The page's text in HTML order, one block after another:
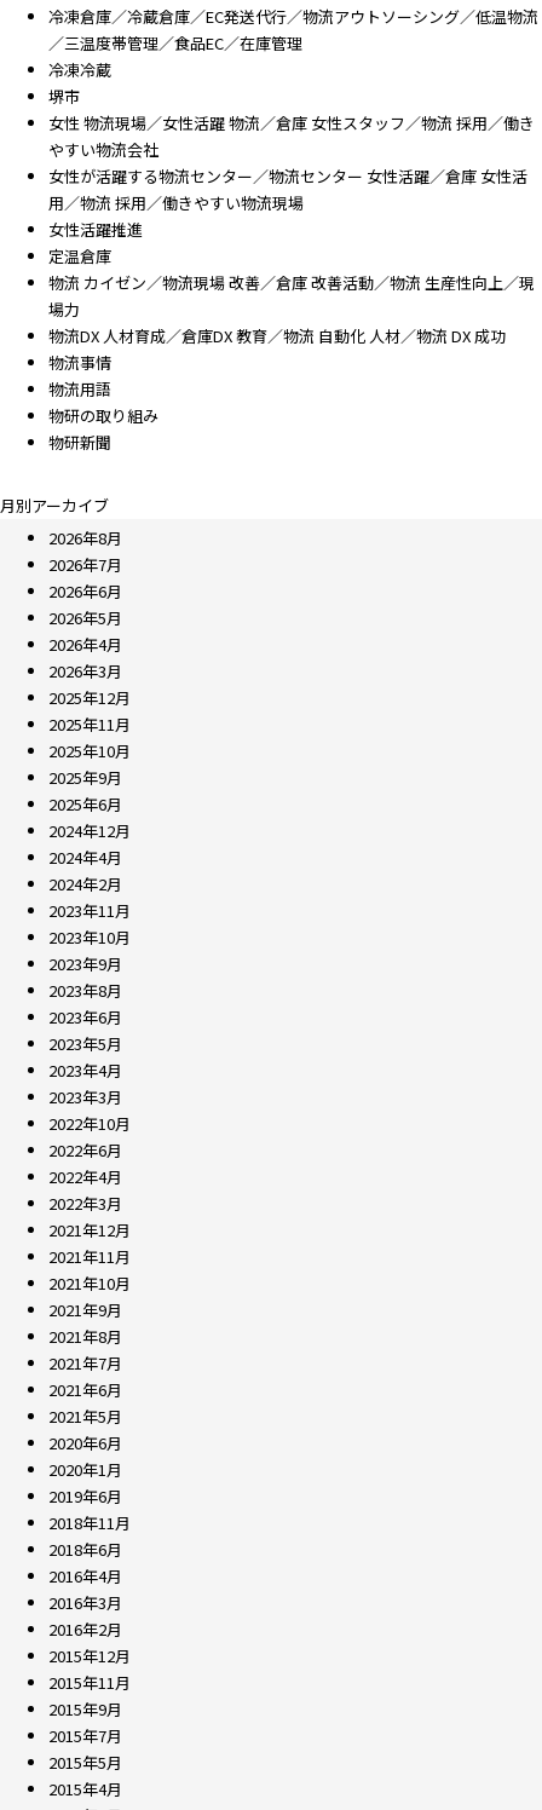
冷凍倉庫／冷蔵倉庫／EC発送代行／物流アウトソーシング／低温物流
／三温度帯管理／食品EC／在庫管理
冷凍冷蔵
堺市
女性 物流現場／女性活躍 物流／倉庫 女性スタッフ／物流 採用／働き
やすい物流会社
女性が活躍する物流センター／物流センター 女性活躍／倉庫 女性活
用／物流 採用／働きやすい物流現場
女性活躍推進
定温倉庫
物流 カイゼン／物流現場 改善／倉庫 改善活動／物流 生産性向上／現
場力
物流DX 人材育成／倉庫DX 教育／物流 自動化 人材／物流 DX 成功
物流事情
物流用語
物研の取り組み
物研新聞
月別アーカイブ
2026年8月
2026年7月
2026年6月
2026年5月
2026年4月
2026年3月
2025年12月
2025年11月
2025年10月
2025年9月
2025年6月
2024年12月
2024年4月
2024年2月
2023年11月
2023年10月
2023年9月
2023年8月
2023年6月
2023年5月
2023年4月
2023年3月
2022年10月
2022年6月
2022年4月
2022年3月
2021年12月
2021年11月
2021年10月
2021年9月
2021年8月
2021年7月
2021年6月
2021年5月
2020年6月
2020年1月
2019年6月
2018年11月
2018年6月
2016年4月
2016年3月
2016年2月
2015年12月
2015年11月
2015年9月
2015年7月
2015年5月
2015年4月